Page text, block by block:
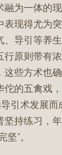
融为一体的
表现得尤为
、导引等养
行原则带有
这些方术也
佗的五禽戏
引术发展而
坚持练习，
”。